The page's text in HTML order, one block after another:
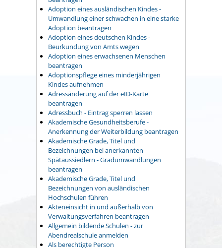
Adoption eines ausländischen Kindes -
Umwandlung einer schwachen in eine starke
Adoption beantragen
Adoption eines deutschen Kindes -
Beurkundung von Amts wegen
Adoption eines erwachsenen Menschen
beantragen
Adoptionspflege eines minderjährigen
Kindes aufnehmen
Adressänderung auf der eID-Karte
beantragen
Adressbuch - Eintrag sperren lassen
Akademische Gesundheitsberufe -
Anerkennung der Weiterbildung beantragen
Akademische Grade, Titel und
Bezeichnungen bei anerkannten
Spätaussiedlern - Gradumwandlungen
beantragen
Akademische Grade, Titel und
Bezeichnungen von ausländischen
Hochschulen führen
Akteneinsicht in und außerhalb von
Verwaltungsverfahren beantragen
Allgemein bildende Schulen - zur
Abendrealschule anmelden
Als berechtigte Person